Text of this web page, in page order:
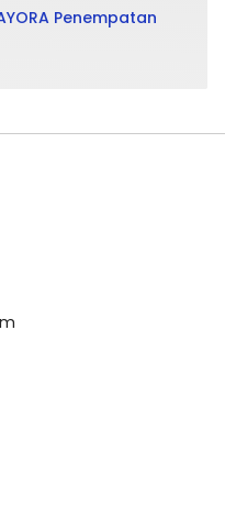
Penempatan